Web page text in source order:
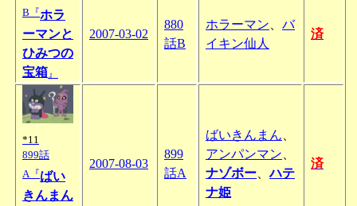
B『ホラ
ーマンと
ひみつの
宝箱 』
2007-03-02
880
話B
ホラーマン
バ
イキン仙人
済
*11
899話
A『ばい
きんまん
2007-08-03
899
話A
ばいきんまん
アンパンマン
ナゾボー 、ハテ
ナ姫
済